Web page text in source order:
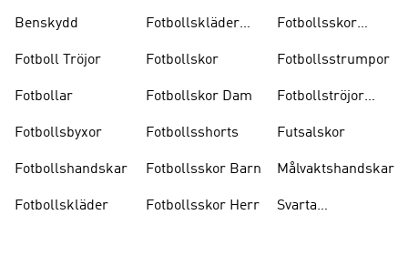
Benskydd
Fotboll Tröjor
Fotbollar
Fotbollsbyxor
Fotbollshandskar
Fotbollskläder
Fotbollskläder
Fotbollskor
Fotbollskor Dam
Fotbollsshorts
Fotbollsskor Barn
Fotbollsskor Herr
Fotbollsskor
Fotbollsstrumpor
Fotbollströjor
Futsalskor
Målvaktshandskar
Svarta